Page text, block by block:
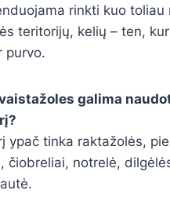
rinkti kuo toliau
teritorijų, kelių – ten,
purvo.
galima
ypač tinka raktažolės,
čiobreliai, notrelė,